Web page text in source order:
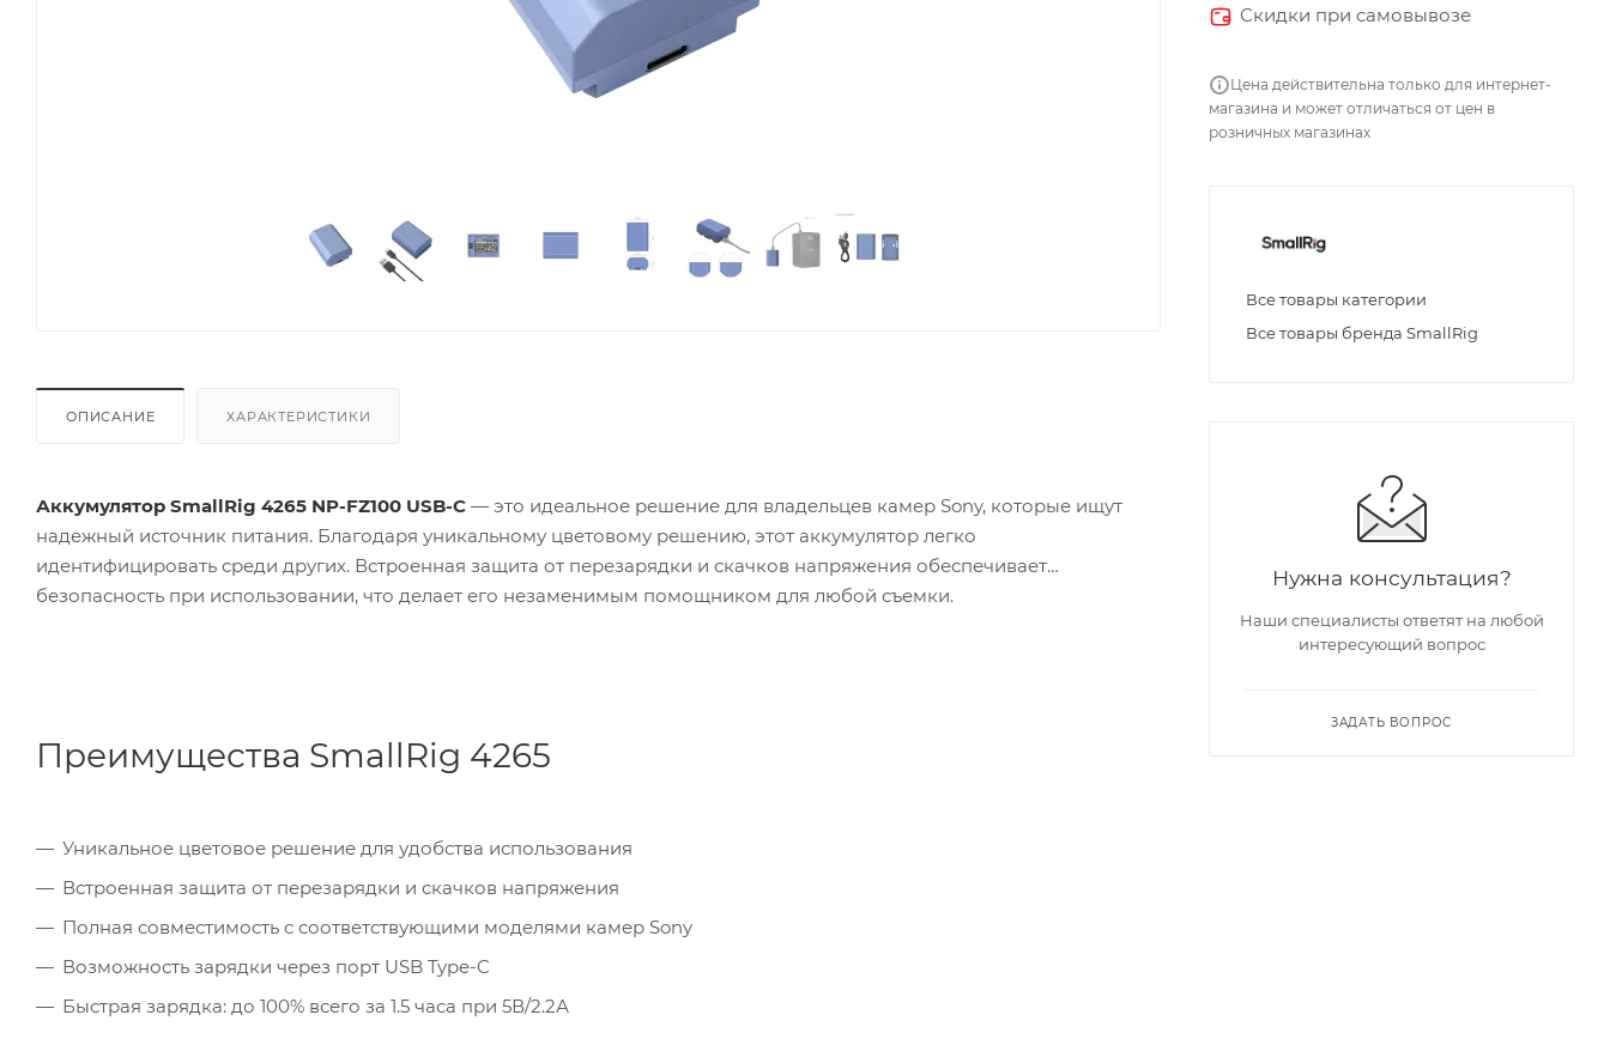
ОПИСАНИЕ ХАРАКТЕРИСТИКИ
Аккумулятор SmallRig 4265 NP-FZ100 USB-C — это идеальное решение для владельцев камер Sony, которые ищут
надежный источник питания. Благодаря уникальному цветовому решению, этот аккумулятор легко
идентифицировать среди других. Встроенная защита от перезарядки и скачков напряжения обеспечивает
безопасность при использовании, что делает его незаменимым помощником для любой съемки.
Преимущества SmallRig 4265
Уникальное цветовое решение для удобства использования
Встроенная защита от перезарядки и скачков напряжения
Полная совместимость с соответствующими моделями камер Sony
Возможность зарядки через порт USB Type-C
Быстрая зарядка: до 100% всего за 1.5 часа при 5В/2.2А
Скидки при самовывозе
Цена действительна только для интернет-
магазина и может отличаться от цен в
розничных магазинах
Все товары категории
Все товары бренда SmallRig
Нужна консультация?
Наши специалисты ответят на любой
интересующий вопрос
ЗАДАТЬ ВОПРОС